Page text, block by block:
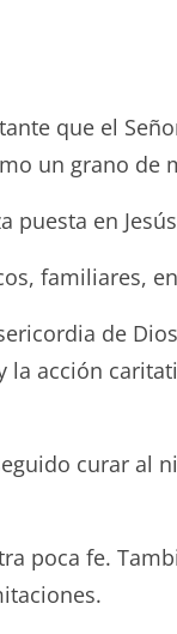
que el
un grano de
en
familiares,
de
acción
curar al
poca fe.